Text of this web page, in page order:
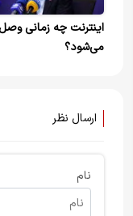
اینترنت چه زمانی
می‌شود؟
ارسال نظر
نام